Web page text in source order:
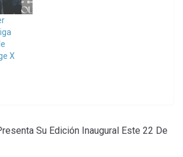
X
Su Edición Inaugural Este 22 De